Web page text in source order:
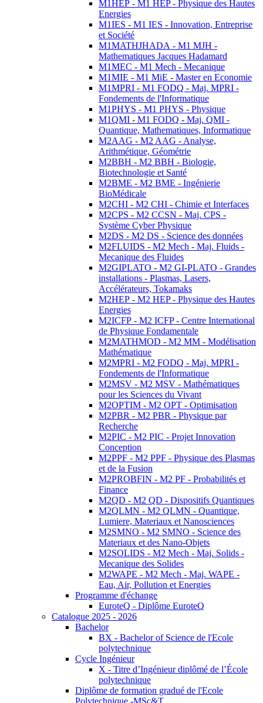
M1HEP - M1 HEP - Physique des Hautes
Energies
M1IES - M1 IES - Innovation, Entreprise
et Société
M1MATHJHADA - M1 MJH -
Mathematiques Jacques Hadamard
M1MEC - M1 Mech - Mecanique
M1MIE - M1 MiE - Master en Economie
M1MPRI - M1 FODQ - Maj. MPRI -
Fondements de l'Informatique
M1PHYS - M1 PHYS - Physique
M1QMI - M1 FODQ - Maj. QMI -
Quantique, Mathematiques, Informatique
M2AAG - M2 AAG - Analyse,
Arithmétique, Géométrie
M2BBH - M2 BBH - Biologie,
Biotechnologie et Santé
M2BME - M2 BME - Ingénierie
BioMédicale
M2CHI - M2 CHI - Chimie et Interfaces
M2CPS - M2 CCSN - Maj. CPS -
Système Cyber Physique
M2DS - M2 DS - Science des données
M2FLUIDS - M2 Mech - Maj. Fluids -
Mecanique des Fluides
M2GIPLATO - M2 GI-PLATO - Grandes
installations - Plasmas, Lasers,
Accélérateurs, Tokamaks
M2HEP - M2 HEP - Physique des Hautes
Energies
M2ICFP - M2 ICFP - Centre International
de Physique Fondamentale
M2MATHMOD - M2 MM - Modélisation
Mathématique
M2MPRI - M2 FODQ - Maj. MPRI -
Fondements de l'Informatique
M2MSV - M2 MSV - Mathématiques
pour les Sciences du Vivant
M2OPTIM - M2 OPT - Optimisation
M2PBR - M2 PBR - Physique par
Recherche
M2PIC - M2 PIC - Projet Innovation
Conception
M2PPF - M2 PPF - Physique des Plasmas
et de la Fusion
M2PROBFIN - M2 PF - Probabilités et
Finance
M2QD - M2 QD - Dispositifs Quantiques
M2QLMN - M2 QLMN - Quantique,
Lumiere, Materiaux et Nanosciences
M2SMNO - M2 SMNO - Science des
Materiaux et des Nano-Objets
M2SOLIDS - M2 Mech - Maj. Solids -
Mecanique des Solides
M2WAPE - M2 Mech - Maj. WAPE -
Eau, Air, Pollution et Energies
Programme d'échange
EuroteQ - Diplôme EuroteQ
Catalogue 2025 - 2026
Bachelor
BX - Bachelor of Science de l'Ecole
polytechnique
Cycle Ingénieur
X - Titre d’Ingénieur diplômé de l’École
polytechnique
Diplôme de formation gradué de l'Ecole
Polytechnique -MSc&T